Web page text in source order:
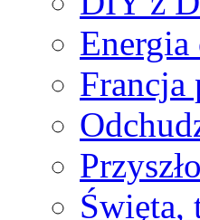
Francja
Święta,